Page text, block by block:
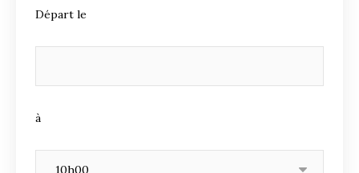
Départ le
à